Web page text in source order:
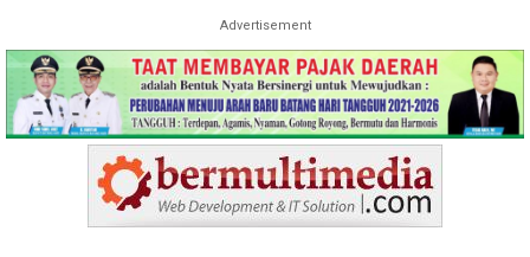
Advertisement